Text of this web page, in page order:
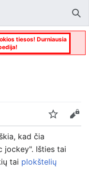
tiesos! Durniausia
Stebėti
Keisti
kad čia
jockey". Išties tai
tai plokštelių